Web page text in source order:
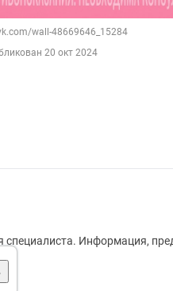
wall-48669646_15284
20 окт 2024
Информация,